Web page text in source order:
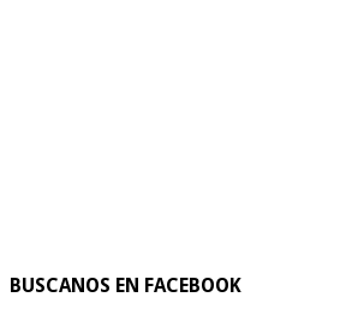
BUSCANOS EN FACEBOOK